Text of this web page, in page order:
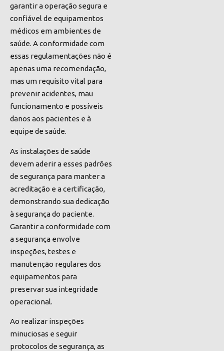
garantir a operação segura e
confiável de equipamentos
médicos em ambientes de
saúde. A conformidade com
essas regulamentações não é
apenas uma recomendação,
mas um requisito vital para
prevenir acidentes, mau
funcionamento e possíveis
danos aos pacientes e à
equipe de saúde.
As instalações de saúde
devem aderir a esses padrões
de segurança para manter a
acreditação e a certificação,
demonstrando sua dedicação
à segurança do paciente.
Garantir a conformidade com
a segurança envolve
inspeções, testes e
manutenção regulares dos
equipamentos para
preservar sua integridade
operacional.
Ao realizar inspeções
minuciosas e seguir
protocolos de segurança, as